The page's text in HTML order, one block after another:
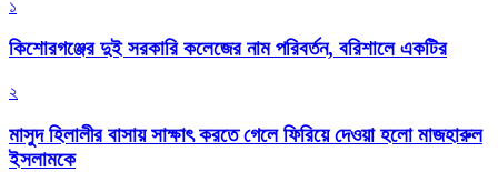
১
কিশোরগঞ্জের দুই সরকারি কলেজের নাম পরিবর্তন, বরিশালে একটির
২
মাসুদ হিলালীর বাসায় সাক্ষাৎ করতে গেলে ফিরিয়ে দেওয়া হলো মাজহারুল
ইসলামকে